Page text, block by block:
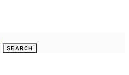
SEARCH